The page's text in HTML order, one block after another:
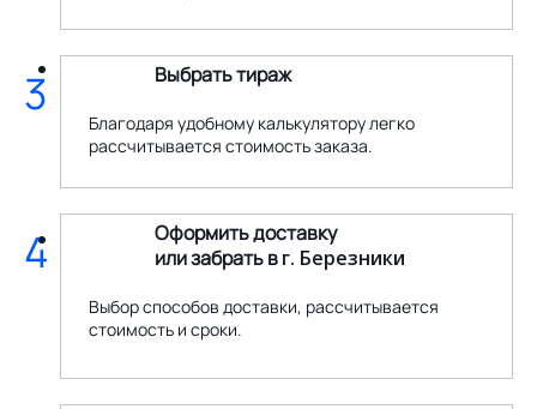
Выбрать тираж
Благодаря удобному калькулятору легко
рассчитывается стоимость заказа.
3
Оформить доставку
или забрать вг. Березники
Выбор способов доставки, рассчитывается
стоимость и сроки.
4